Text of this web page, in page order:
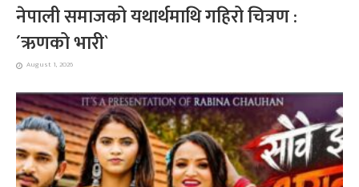
नेपाली समाजको यथार्थमाथि गहिरो चित्रण :
´ऋणको भारी`
August 1, 2026